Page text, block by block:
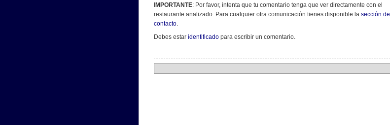
IMPORTANTE: Por favor, intenta que tu comentario tenga que ver directamente con el
restaurante analizado. Para cualquier otra comunicación tienes disponible la sección de
contacto.
Debes estar identificado para escribir un comentario.